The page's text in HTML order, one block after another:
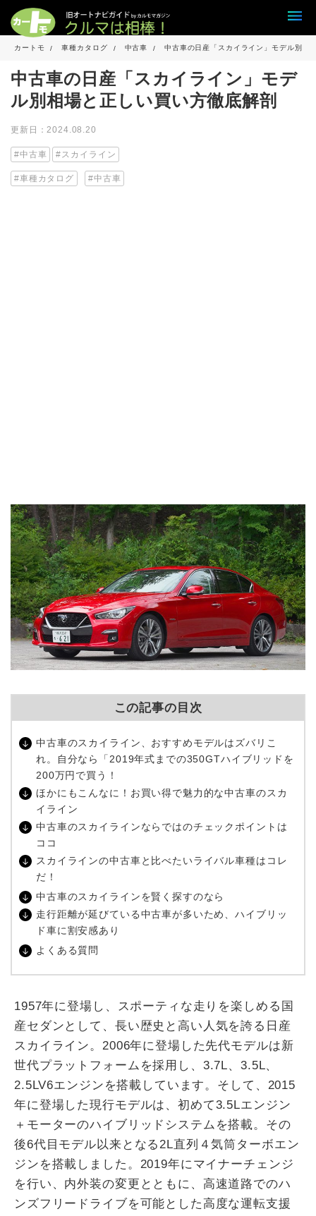
カートモ 車種カタログ 中古車 中古車の日産「スカイライン」モデル別相
中古車の日産「スカイライン」モデ
ル別相場と正しい買い方徹底解剖
更新日：2024.08.20
中古車 スカイライン
車種カタログ 中古車
この記事の目次
中古車のスカイライン、おすすめモデルはズバリこ
れ。自分なら「2019年式までの350GTハイブリッドを
200万円で買う！
ほかにもこんなに！お買い得で魅力的な中古車のスカ
イライン
中古車のスカイラインならではのチェックポイントは
ココ
スカイラインの中古車と比べたいライバル車種はコレ
だ！
中古車のスカイラインを賢く探すのなら
走行距離が延びている中古車が多いため、ハイブリッ
ド車に割安感あり
よくある質問
1957年に登場し、スポーティな走りを楽しめる国
産セダンとして、長い歴史と高い人気を誇る日産
スカイライン。2006年に登場した先代モデルは新
世代プラットフォームを採用し、3.7L、3.5L、
2.5LV6エンジンを搭載しています。そして、2015
年に登場した現行モデルは、初めて3.5Lエンジン
＋モーターのハイブリッドシステムを搭載。その
後6代目モデル以来となる2L直列４気筒ターボエン
ジンを搭載しました。2019年にマイナーチェンジ
を行い、内外装の変更とともに、高速道路でのハ
ンズフリードライブを可能とした高度な運転支援